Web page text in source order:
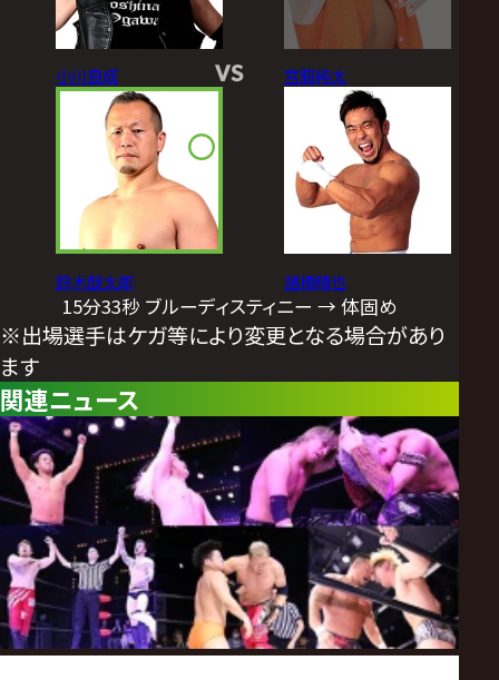
小川良成
鈴木鼓太郎
VS 宮脇純太
諸橋晴也
15分33秒 ブルーディスティニー → 体固め
※出場選手はケガ等により変更となる場合があり
ます
関連ニュース